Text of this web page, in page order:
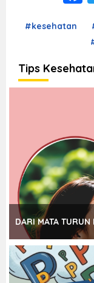
#kesehatan
Tips
DARI MATA TURUN